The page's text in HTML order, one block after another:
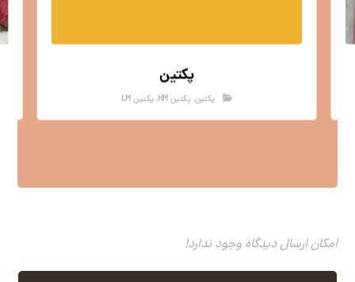
پکتین
پکتین,پکتین HM ,پکتین LM
امکان ارسال دیدگاه وجود ندارد!